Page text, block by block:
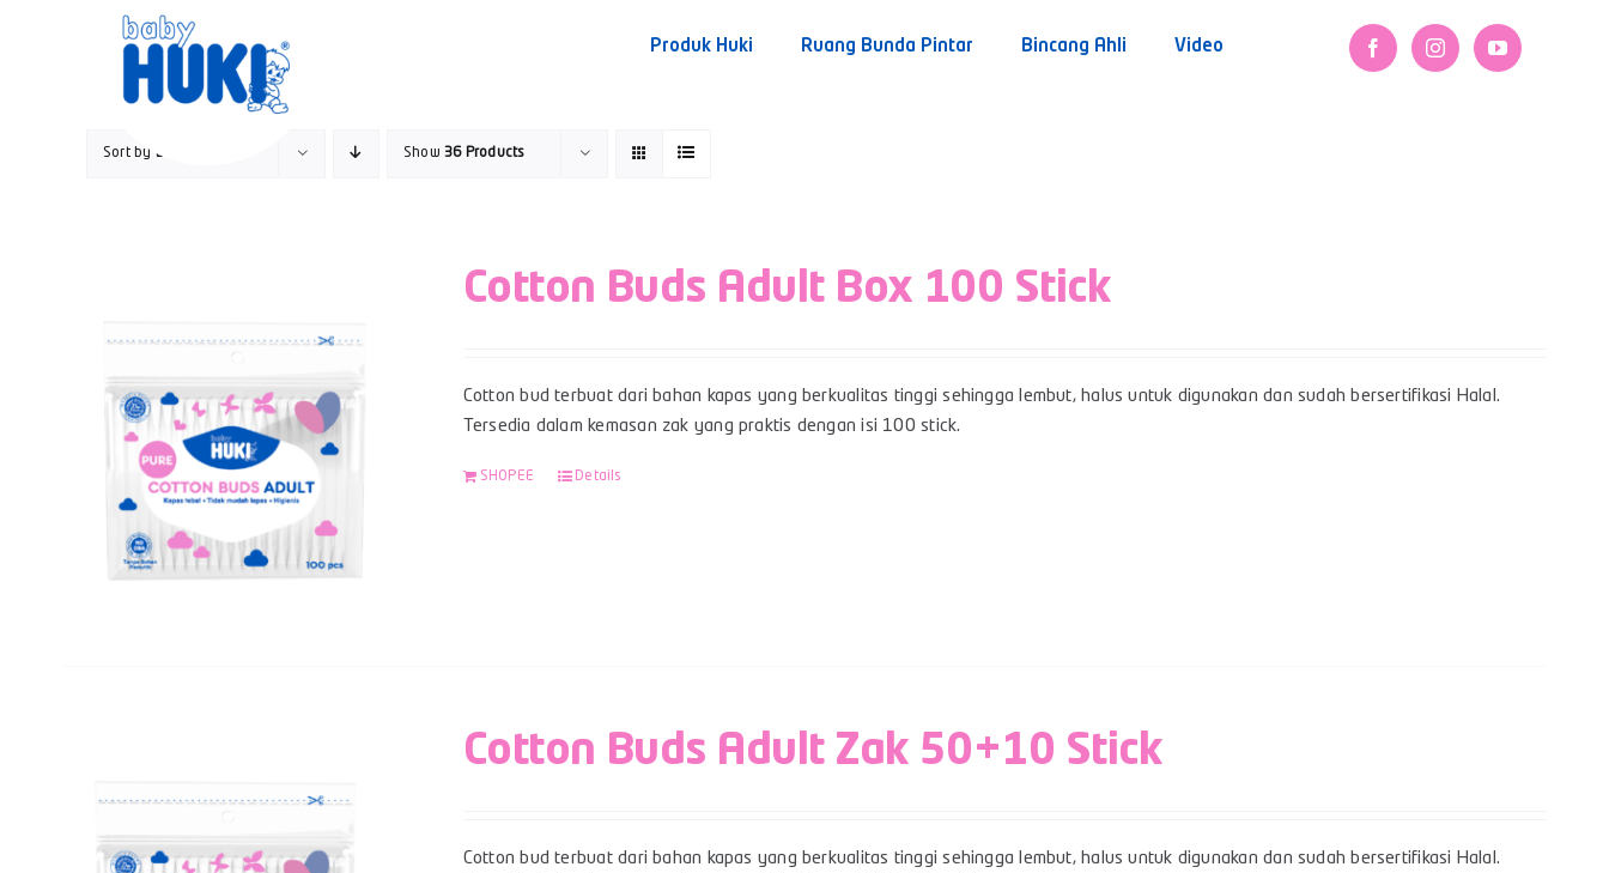
Produk Huki Ruang Bunda Pintar Bincang Ahli Video
Sort by Default Order Show36 Products
Cotton Buds Adult Box 100 Stick
Cotton bud terbuat dari bahan kapas yang berkualitas tinggi sehingga lembut, halus untuk digunakan dan sudah bersertifikasi Halal.
Tersedia dalam kemasan zak yang praktis dengan isi 100 stick.
SHOPEE Details
Cotton Buds Adult Zak 50+10 Stick
Cotton bud terbuat dari bahan kapas yang berkualitas tinggi sehingga lembut, halus untuk digunakan dan sudah bersertifikasi Halal.